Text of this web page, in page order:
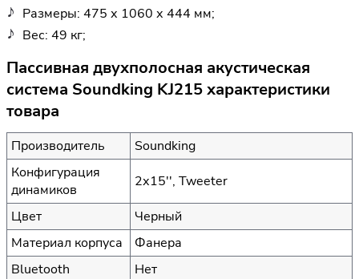
Размеры: 475 х 1060 х 444 мм;
Вес: 49 кг;
Пассивная двухполосная акустическая
система Soundking KJ215 характеристики
товара
Производитель
Soundking
Конфигурация
динамиков
2х15'', Tweeter
Цвет
Черный
Материал корпуса
Фанера
Bluetooth
Нет